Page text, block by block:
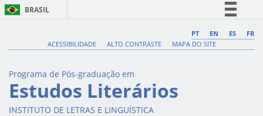
BRASIL
Comunica BR
Acesso à informação
Legislação
PT EN ES
FR
ACESSIBILIDADE
ALTO CONTRASTE MAPA DO SITE
Programa de Pós-graduação em
Estudos Literários
INSTITUTO DE LETRAS E LINGUÍSTICA